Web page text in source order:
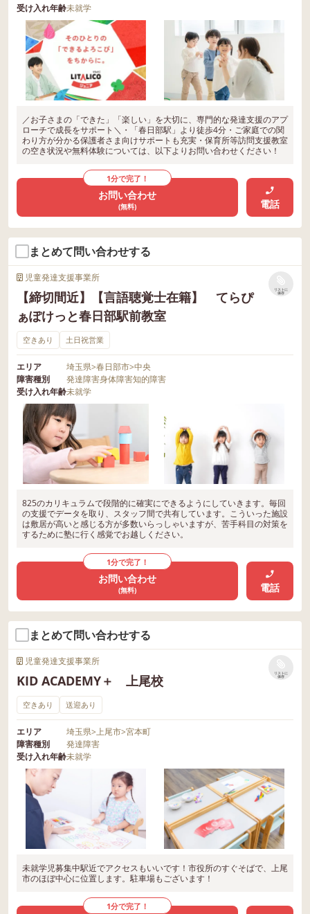
受け入れ年齢未就学
／お子さまの「できた」「楽しい」を大切に、専門的な発達支援のアプ
ローチで成長をサポート＼・「春日部駅」より徒歩4分・ご家庭での関
わり方が分かる保護者さま向けサポートも充実・保育所等訪問支援教室
の空き状況や無料体験については、以下よりお問い合わせください！
1分で完了！
お問い合わせ
(無料) 電話
まとめて問い合わせする
児童発達支援事業所
【締切間近】【言語聴覚士在籍】 てらぴ
ぁぽけっと春日部駅前教室
リストに
保存
空きあり 土日祝営業
エリア 埼玉県>春日部市>中央
障害種別
発達障害身体障害知的障害
受け入れ年齢未就学
825のカリキュラムで段階的に確実にできるようにしていきます。毎回
の支援でデータを取り、スタッフ間で共有しています。こういった施設
は敷居が高いと感じる方が多数いらっしゃいますが、苦手科目の対策を
するために塾に行く感覚でお越しください。
1分で完了！
お問い合わせ
(無料) 電話
まとめて問い合わせする
児童発達支援事業所
KID ACADEMY＋ 上尾校
リストに
保存
空きあり 送迎あり
エリア 埼玉県>上尾市>宮本町
障害種別
発達障害
受け入れ年齢未就学
未就学児募集中駅近でアクセスもいいです！市役所のすぐそばで、上尾
市のほぼ中心に位置します。駐車場もございます！
1分で完了！